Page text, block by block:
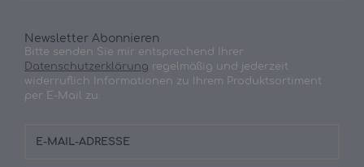
Newsletter Abonnieren
Bitte senden Sie mir entsprechend Ihrer
Datenschutzerklärung regelmäßig und jederzeit
widerruflich Informationen zu Ihrem Produktsortiment
per E-Mail zu.
Mail-